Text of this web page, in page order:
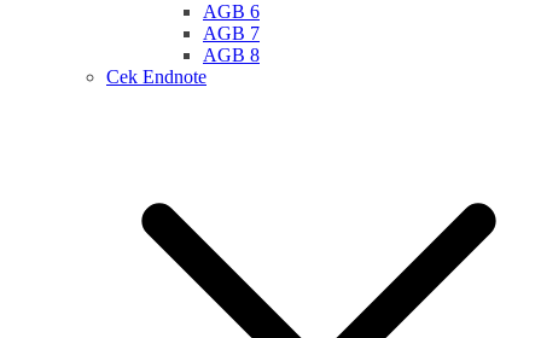
AGB 6
AGB 7
AGB 8
Cek Endnote